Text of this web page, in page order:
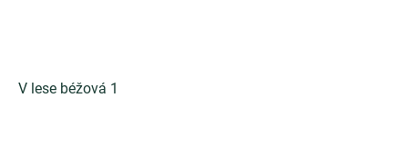
V lese béžová 1